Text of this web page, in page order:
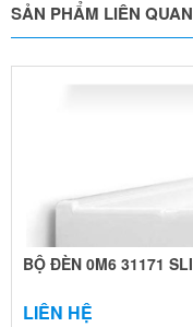
SẢN PHẨM LIÊN QUAN
BỘ ĐÈN 0M6 31171
LIÊN HỆ